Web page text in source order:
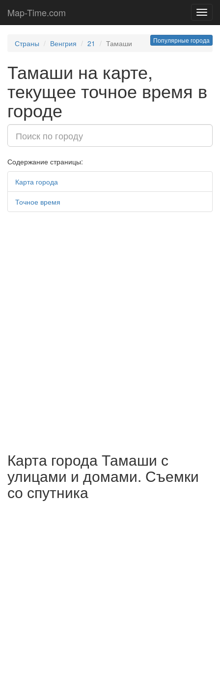
Map-Time.com
Популярные города
Страны Венгрия 21 Тамаши
Тамаши на карте,
текущее точное время в
городе
Содержание страницы:
Карта города
Точное время
Карта города Тамаши с
улицами и домами. Съемки
со спутника